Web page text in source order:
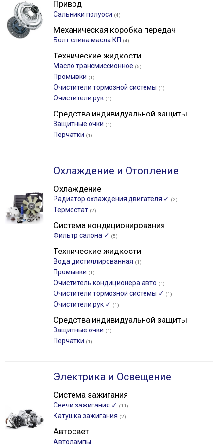
Привод
Сальники полуоси (4)
Механическая коробка передач
Болт слива масла КП (4)
Технические жидкости
Масло трансмиссионное (5)
Промывки (1)
Очистители тормозной системы (1)
Очистители рук (1)
Средства индивидуальной защиты
Защитные очки (1)
Перчатки (1)
Охлаждение и Отопление
Охлаждение
Радиатор охлаждения двигателя ✓ (2)
Термостат (2)
Система кондиционирования
Фильтр салона ✓ (5)
Технические жидкости
Вода дистиллированная (1)
Промывки (1)
Очиститель кондиционера авто (1)
Очистители тормозной системы ✓ (1)
Очистители рук ✓ (1)
Средства индивидуальной защиты
Защитные очки (1)
Перчатки (1)
Электрика и Освещение
Система зажигания
Свечи зажигания ✓ (11)
Катушка зажигания (2)
Автосвет
Автолампы